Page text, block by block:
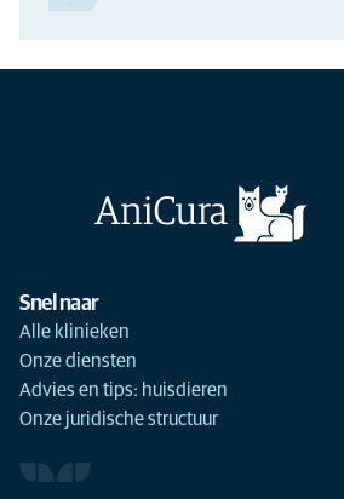
Snel naar
Alle klinieken
Onze diensten
Advies en tips: huisdieren
Onze juridische structuur